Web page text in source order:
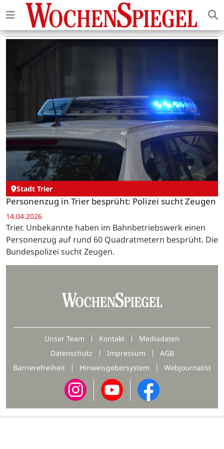
Stadt Trier
Personenzug in Trier besprüht: Polizei sucht Zeugen
14.04.2026
Trier. Unbekannte haben im Bahnbetriebswerk einen
Personenzug auf rund 60 Quadratmetern besprüht. Die
Bundespolizei sucht Zeugen.
Unser Team Kontakt
Mediadaten
Datenschutz
Impressum
AGB
Barrierefreiheit
Hinweisgebersystem Webjournalist